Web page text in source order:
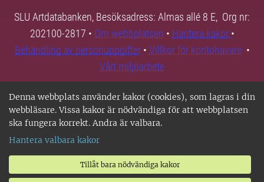
Denna webbplats använder kakor (cookies), som lagras i din
webbläsare. Vissa kakor är nödvändiga för att webbplatsen
ska fungera korrekt. Andra är valbara.
Hantera valbara kakor
Tillåt bara nödvändiga kakor
SLU Artdatabanken, Besöksadress: Almas allé 8 E, Org nr:
202100-2817 • Om webbplatsen • Hantera kakor •
Behandling av personuppgifter• Villkor för kontohavare•
Vårt miljöarbete